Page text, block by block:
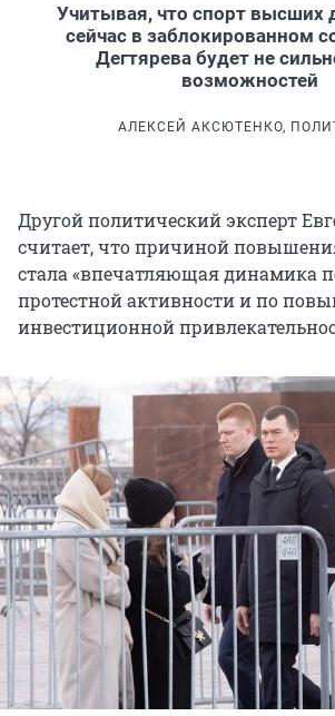
Учитывая, что спорт высших
сейчас в заблокированном
Дегтярева будет не
возможностей
АЛЕКСЕЙ АКСЮТЕНКО,
Другой политический эксперт
считает, что причиной
стала «впечатляющая динамика
протестной активности и по
инвестиционной